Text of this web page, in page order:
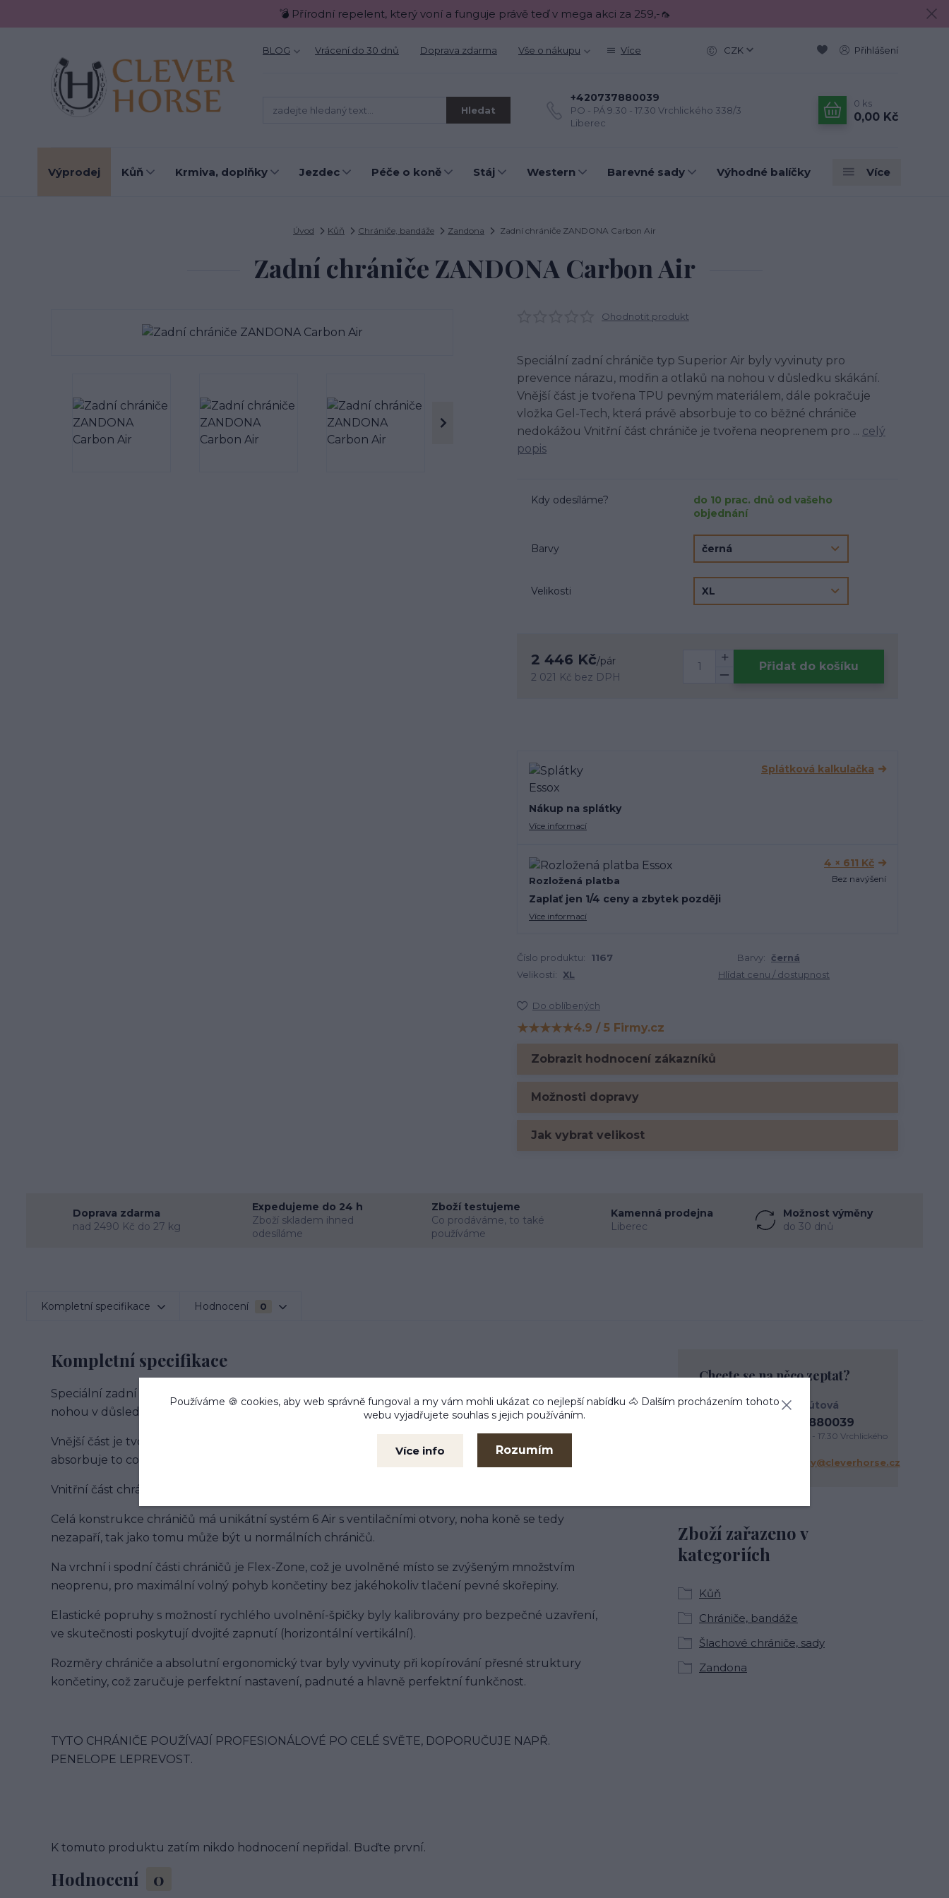
💣 Přírodní repelent, který voní a funguje právě teď v mega akci za 259,-🦟
BLOG Vrácení do 30 dnů Doprava zdarma Vše o nákupu Více CZK Přihlášení
Hledat
+420737880039
PO - PÁ 9.30 - 17.30 Vrchlického 338/3
Liberec
0 ks
0,00 Kč
Výprodej Kůň Krmiva, doplňky Jezdec Péče o koně Stáj Western Barevné sady Výhodné balíčky Více
Úvod Kůň Chrániče, bandáže Zandona Zadní chrániče ZANDONA Carbon Air
Zadní chrániče ZANDONA Carbon Air
Ohodnotit produkt
Speciální zadní chrániče typ Superior Air byly vyvinuty pro
prevence nárazu, modřin a otlaků na nohou v důsledku skákání.
Vnější část je tvořena TPU pevným materiálem, dále pokračuje
vložka Gel-Tech, která právě absorbuje to co běžné chrániče
nedokážou Vnitřní část chrániče je tvořena neoprenem pro ... celý
popis
Kdy odesíláme?
do 10 prac. dnů od vašeho
objednání
Barvy
Velikosti
2 446 Kč/pár
2 021 Kč bez DPH
Přidat do košíku
Splátková kalkulačka
Nákup na splátky
Více informací
Rozložená platba
4 × 611 Kč
Bez navýšení
Zaplať jen 1/4 ceny a zbytek později
Více informací
Číslo produktu: 1167 Barvy: černá
Velikosti:
XL Hlídat cenu / dostupnost
Do oblíbených
Hodnocení na Firmy.cz
★★★★★4.9 / 5 Firmy.cz
Zobrazit hodnocení zákazníků
Možnosti dopravy
Jak vybrat velikost
Doprava zdarma
nad 2490 Kč do 27 kg
Expedujeme do 24 h
Zboží skladem ihned
odesíláme
Zboží testujeme
Co prodáváme, to také
používáme
Kamenná prodejna
Liberec
Možnost výměny
do 30 dnů
Kompletní specifikace Hodnocení 0
Kompletní specifikace
Speciální zadní chrániče typ Superior Air byly vyvinuty pro prevence nárazu, modřin a otlaků na
nohou v důsledku skákání.
Vnější část je tvořena TPU pevným materiálem, dále pokračuje vložka Gel-Tech, která právě
absorbuje to co běžné chrániče nedokážou
Vnitřní část chrániče je tvořena neoprenem pro pohodlí koně a snadnou manipulaci/umytí.
Celá konstrukce chráničů má unikátní systém 6 Air s ventilačními otvory, noha koně se tedy
nezapaří, tak jako tomu může být u normálních chráničů.
Na vrchní i spodní části chráničů je Flex-Zone, což je uvolněné místo se zvýšeným množstvím
neoprenu, pro maximální volný pohyb končetiny bez jakéhokoliv tlačení pevné skořepiny.
Elastické popruhy s možností rychlého uvolnění-špičky byly kalibrovány pro bezpečné uzavření,
ve skutečnosti poskytují dvojité zapnutí (horizontální vertikální).
Rozměry chrániče a absolutní ergonomický tvar byly vyvinuty při kopírování přesné struktury
končetiny, což zaručuje perfektní nastavení, padnuté a hlavně perfektní funkčnost.
TYTO CHRÁNIČE POUŽÍVAJÍ PROFESIONÁLOVÉ PO CELÉ SVĚTE, DOPORUČUJE NAPŘ.
PENELOPE LEPREVOST.
Hodnocení 0
K tomuto produktu zatím nikdo hodnocení nepřidal. Buďte první.
Zboží zařazeno v
kategoriích
Kůň
Chrániče, bandáže
Šlachové chrániče, sady
Zandona
Chcete se na něco zeptat?
Anna Kohútová
+420737880039
PO - PÁ 9.30 - 17.30 Vrchlického
objednavky@cleverhorse.cz
Používáme 🍪 cookies, aby web správně fungoval a my vám mohli ukázat co nejlepší nabídku 🐴 Dalším procházením tohoto
webu vyjadřujete souhlas s jejich používáním.
Více info Rozumím